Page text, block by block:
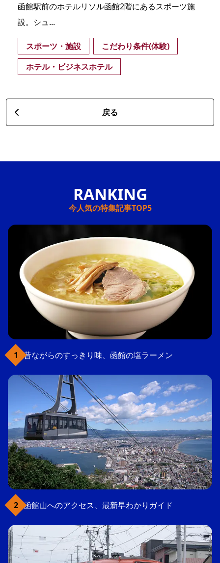
函館駅前のホテルリソル函館2階にあるスポーツ施
設。シュ...
スポーツ・施設
こだわり条件(体験)
ホテル・ビジネスホテル
戻る
今人気の特集記事TOP5
昔ながらのすっきり味、函館の塩ラーメン
函館山へのアクセス、最新早わかりガイド